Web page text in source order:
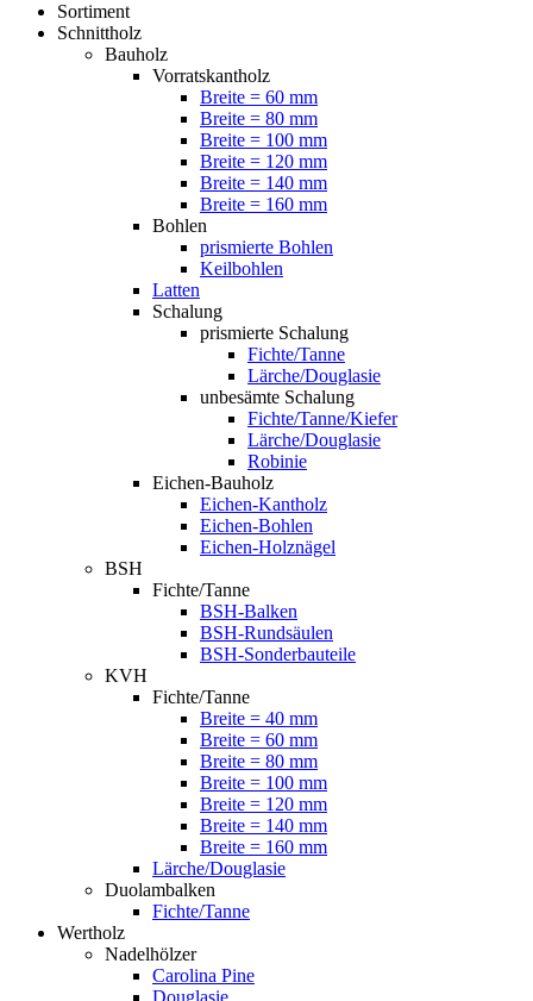
Sortiment
Schnittholz
Bauholz
Vorratskantholz
Breite = 60 mm
Breite = 80 mm
Breite = 100 mm
Breite = 120 mm
Breite = 140 mm
Breite = 160 mm
Bohlen
prismierte Bohlen
Keilbohlen
Latten
Schalung
prismierte Schalung
Fichte/Tanne
Lärche/Douglasie
unbesämte Schalung
Fichte/Tanne/Kiefer
Lärche/Douglasie
Robinie
Eichen-Bauholz
Eichen-Kantholz
Eichen-Bohlen
Eichen-Holznägel
BSH
Fichte/Tanne
BSH-Balken
BSH-Rundsäulen
BSH-Sonderbauteile
KVH
Fichte/Tanne
Breite = 40 mm
Breite = 60 mm
Breite = 80 mm
Breite = 100 mm
Breite = 120 mm
Breite = 140 mm
Breite = 160 mm
Lärche/Douglasie
Duolambalken
Fichte/Tanne
Wertholz
Nadelhölzer
Carolina Pine
Douglasie